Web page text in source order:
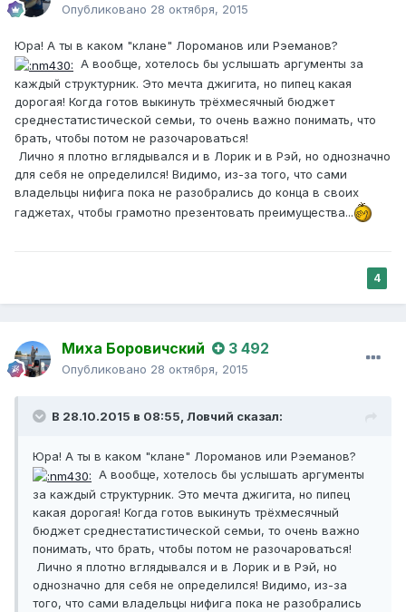
Опубликовано 28 октября, 2015
Юра! А ты в каком "клане" Лороманов или Рэеманов?
А вообще, хотелось бы услышать аргументы за
каждый структурник. Это мечта джигита, но пипец какая
дорогая! Когда готов выкинуть трёхмесячный бюджет
среднестатистической семьи, то очень важно понимать, что
брать, чтобы потом не разочароваться!
Лично я плотно вглядывался и в Лорик и в Рэй, но однозначно
для себя не определился! Видимо, из-за того, что сами
владельцы нифига пока не разобрались до конца в своих
гаджетах, чтобы грамотно презентовать преимущества...
4
Миха Боровичский 3 492
Опубликовано 28 октября, 2015
В 28.10.2015 в 08:55, Ловчий сказал:
Юра! А ты в каком "клане" Лороманов или Рэеманов?
А вообще, хотелось бы услышать аргументы
за каждый структурник. Это мечта джигита, но пипец
какая дорогая! Когда готов выкинуть трёхмесячный
бюджет среднестатистической семьи, то очень важно
понимать, что брать, чтобы потом не разочароваться!
Лично я плотно вглядывался и в Лорик и в Рэй, но
однозначно для себя не определился! Видимо, из-за
того, что сами владельцы нифига пока не разобрались